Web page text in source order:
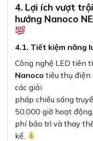
4. Lợi ích vượt
hướng Nanoco
4.1. Tiết kiệm năng
Công nghệ LED tiên
Nanoco tiêu thụ điện
các giải
pháp chiếu sáng
50.000 giờ hoạt
phí bảo trì và thay
kể.